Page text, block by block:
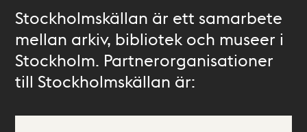
Stockholmskällan är ett samarbete
mellan arkiv, bibliotek och museer i
Stockholm. Partnerorganisationer
till Stockholmskällan är: